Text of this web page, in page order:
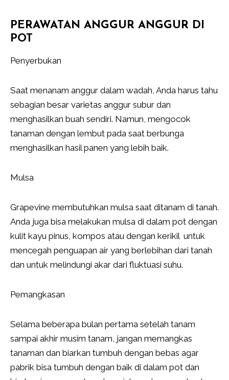
PERAWATAN ANGGUR ANGGUR DI
POT
Penyerbukan
Saat menanam anggur dalam wadah, Anda harus tahu
sebagian besar varietas anggur subur dan
menghasilkan buah sendiri. Namun, mengocok
tanaman dengan lembut pada saat berbunga
menghasilkan hasil panen yang lebih baik.
Mulsa
Grapevine membutuhkan mulsa saat ditanam di tanah.
Anda juga bisa melakukan mulsa di dalam pot dengan
kulit kayu pinus, kompos atau dengan kerikil untuk
mencegah penguapan air yang berlebihan dari tanah
dan untuk melindungi akar dari fluktuasi suhu.
Pemangkasan
Selama beberapa bulan pertama setelah tanam
sampai akhir musim tanam, jangan memangkas
tanaman dan biarkan tumbuh dengan bebas agar
pabrik bisa tumbuh dengan baik di dalam pot dan